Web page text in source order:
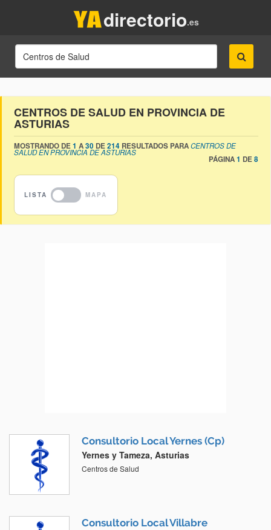
.es
directorio
CENTROS DE SALUD EN PROVINCIA DE
ASTURIAS
MOSTRANDO DE1 A30 DE214 RESULTADOS PARACENTROS DE
SALUD EN PROVINCIA DE ASTURIAS
PÁGINA1 DE8
Consultorio Local Yernes (Cp)
Yernes y Tameza, Asturias
Centros de Salud
Consultorio Local Villabre